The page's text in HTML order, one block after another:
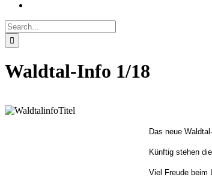
Search
for:
Waldtal-Info 1/18
Das neue
Künftig stehen
Viel Freude beim